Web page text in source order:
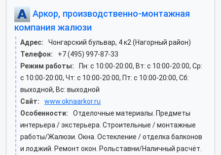
Аркор, производственно-монтажная
компания жалюзи
Адрес:
Чонгарский бульвар, 4 к2 (Нагорный район)
Телефон:
+7 (495) 997-87-33
Режим работы:
Пн: c 10:00-20:00, Вт: c 10:00-20:00, Ср:
c 10:00-20:00, Чт: c 10:00-20:00, Пт: c 10:00-20:00, Сб:
выходной, Вс: выходной
Сайт:
www.oknaarkor.ru
Особенности:
Отделочные материалы. Предметы
интерьера / экстерьера. Строительные / монтажные
работы/Жалюзи. Окна. Остекление / отделка балконов
и лоджий. Ремонт окон. Рольставни/Наличный расчёт.